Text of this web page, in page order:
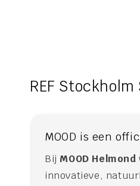
REF
MOOD is een
Bij MOOD Helmond
innovatieve,